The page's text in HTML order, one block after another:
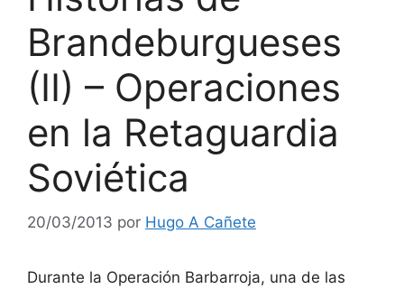
Brandeburgueses
(II) – Operaciones
en la Retaguardia
Soviética
20/03/2013 por Hugo A Cañete
Durante la Operación Barbarroja, una de las